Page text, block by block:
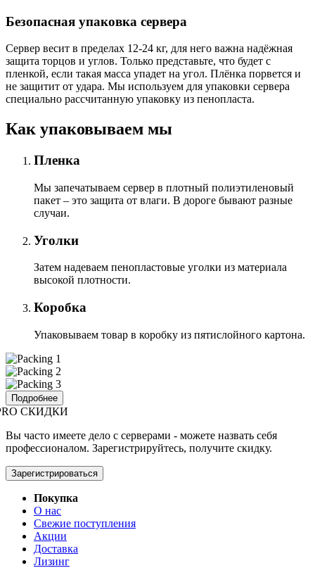
Безопасная упаковка сервера
Сервер весит в пределах 12-24 кг, для него важна надёжная
защита торцов и углов. Только представьте, что будет с
пленкой, если такая масса упадет на угол. Плёнка порвется и
не защитит от удара. Мы используем для упаковки сервера
специально расcчитанную упаковку из пенопласта.
Как упаковываем мы
Пленка
Мы запечатываем сервер в плотный полиэтиленовый
пакет – это защита от влаги. В дороге бывают разные
случаи.
Уголки
Затем надеваем пенопластовые уголки из материала
высокой плотности.
Коробка
Упаковываем товар в коробку из пятислойного картона.
Подробнее
СКИДКИ
Вы часто имеете дело с серверами - можете назвать себя
профессионалом. Зарегистрируйтесь, получите скидку.
Зарегистрироваться
Покупка
О нас
Свежие поступления
Акции
Доставка
Лизинг